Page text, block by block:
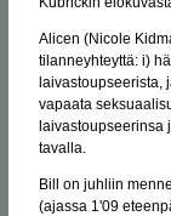
Alicen (Nicole
tilanneyhteyttä: i)
laivastoupseerista,
vapaata
tavalla.
Bill on juhliin
(ajassa 1'09